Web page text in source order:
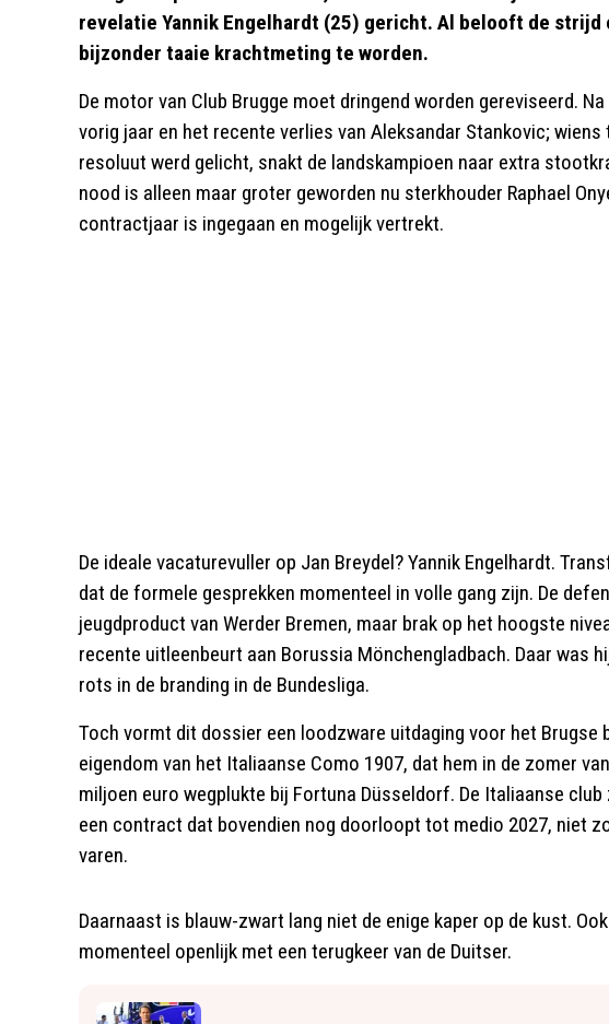
revelatie Yannik Engelhardt (25) gericht. Al belooft de strijd
bijzonder taaie krachtmeting te worden.
De motor van Club Brugge moet dringend worden gereviseerd.
vorig jaar en het recente verlies van Aleksandar Stankovic;
resoluut werd gelicht, snakt de landskampioen naar extra
nood is alleen maar groter geworden nu sterkhouder Raphael
contractjaar is ingegaan en mogelijk vertrekt.
De ideale vacaturevuller op Jan Breydel? Yannik Engelhardt.
dat de formele gesprekken momenteel in volle gang zijn. De
jeugdproduct van Werder Bremen, maar brak op het hoogste
recente uitleenbeurt aan Borussia Mönchengladbach. Daar was
rots in de branding in de Bundesliga.
Toch vormt dit dossier een loodzware uitdaging voor het Brugse
eigendom van het Italiaanse Como 1907, dat hem in de zomer
miljoen euro wegplukte bij Fortuna Düsseldorf. De Italiaanse
een contract dat bovendien nog doorloopt tot medio 2027, niet
varen.
Daarnaast is blauw-zwart lang niet de enige kaper op de kust.
momenteel openlijk met een terugkeer van de Duitser.